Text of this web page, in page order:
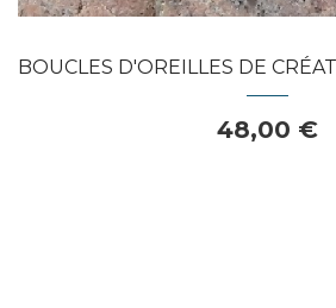
BOUCLES D'OREILLES DE
48,00 €